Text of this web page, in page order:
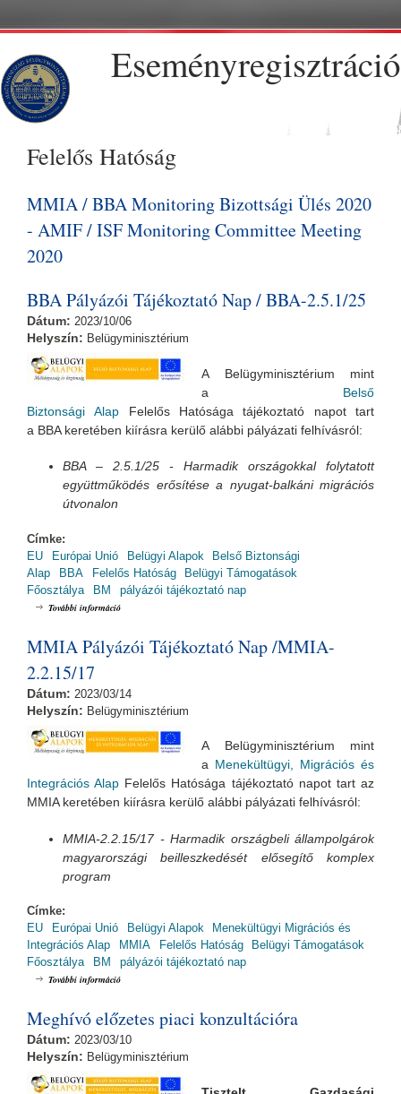
Eseményregisztráció
Felelős Hatóság
MMIA / BBA Monitoring Bizottsági Ülés 2020
- AMIF / ISF Monitoring Committee Meeting
2020
BBA Pályázói Tájékoztató Nap / BBA-2.5.1/25
Dátum: 2023/10/06
Helyszín: Belügyminisztérium
A Belügyminisztérium mint
a Belső
Biztonsági Alap Felelős Hatósága tájékoztató napot tart
a BBA keretében kiírásra kerülő alábbi pályázati felhívásról:
BBA – 2.5.1/25 - Harmadik országokkal folytatott
együttműködés erősítése a nyugat-balkáni migrációs
útvonalon
Címke:
EU
Európai Unió Belügyi Alapok
Belső Biztonsági
Alap
BBA Felelős Hatóság
Belügyi Támogatások
Főosztálya
BM pályázói tájékoztató nap
További információ
MMIA Pályázói Tájékoztató Nap /MMIA-
2.2.15/17
Dátum: 2023/03/14
Helyszín: Belügyminisztérium
A Belügyminisztérium mint
a Menekültügyi, Migrációs és
Integrációs Alap Felelős Hatósága tájékoztató napot tart az
MMIA keretében kiírásra kerülő alábbi pályázati felhívásról:
MMIA-2.2.15/17- Harmadik országbeli állampolgárok
magyarországi beilleszkedését elősegítő komplex
program
Címke:
EU
Európai Unió Belügyi Alapok
Menekültügyi Migrációs és
Integrációs Alap
MMIA Felelős Hatóság
Belügyi Támogatások
Főosztálya
BM pályázói tájékoztató nap
További információ
Meghívó előzetes piaci konzultációra
Dátum: 2023/03/10
Helyszín: Belügyminisztérium